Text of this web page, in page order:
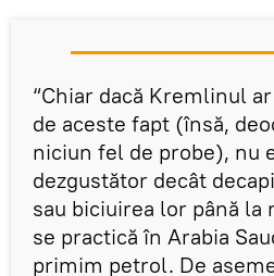
“Chiar dacă Kremlinul
de aceste fapt (însă,
niciun fel de probe), nu
dezgustător decât
sau biciuirea lor până la
se practică în Arabia
primim petrol. De